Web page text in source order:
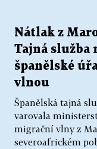
Nátlak z
Tajná služba
španělské
vlnou
Španělská tajná
varovala
migrační vlny z
severoafrickém